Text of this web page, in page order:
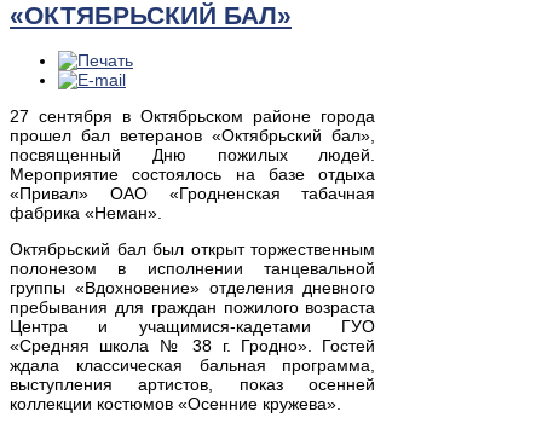
«ОКТЯБРЬСКИЙ БАЛ»
27 сентября в Октябрьском районе города
прошел бал ветеранов «Октябрьский бал»,
посвященный Дню пожилых людей.
Мероприятие состоялось на базе отдыха
«Привал» ОАО «Гродненская табачная
фабрика «Неман».
Октябрьский бал был открыт торжественным
полонезом в исполнении танцевальной
группы «Вдохновение» отделения дневного
пребывания для граждан пожилого возраста
Центра и учащимися-кадетами ГУО
«Средняя школа № 38 г. Гродно». Гостей
ждала классическая бальная программа,
выступления артистов, показ осенней
коллекции костюмов «Осенние кружева».